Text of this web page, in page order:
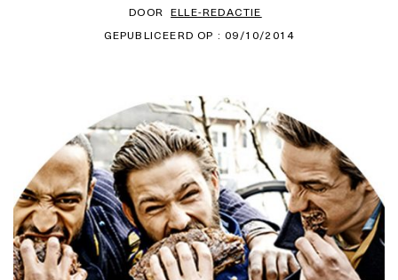
DOOR ELLE-REDACTIE
GEPUBLICEERD OP : 09/10/2014